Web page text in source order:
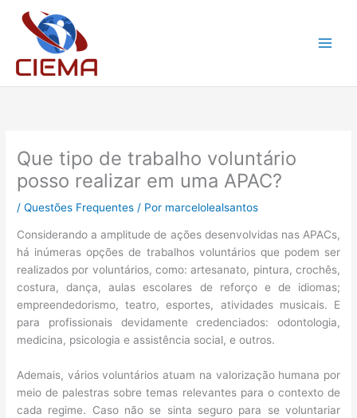
conteúdo
Que tipo de trabalho voluntário
posso realizar em uma APAC?
/Questões Frequentes / Por marcelolealsantos
Considerando a amplitude de ações desenvolvidas nas APACs,
há inúmeras opções de trabalhos voluntários que podem ser
realizados por voluntários, como: artesanato, pintura, crochês,
costura, dança, aulas escolares de reforço e de idiomas;
empreendedorismo, teatro, esportes, atividades musicais. E
para profissionais devidamente credenciados: odontologia,
medicina, psicologia e assistência social, e outros.
Ademais, vários voluntários atuam na valorização humana por
meio de palestras sobre temas relevantes para o contexto de
cada regime. Caso não se sinta seguro para se voluntariar